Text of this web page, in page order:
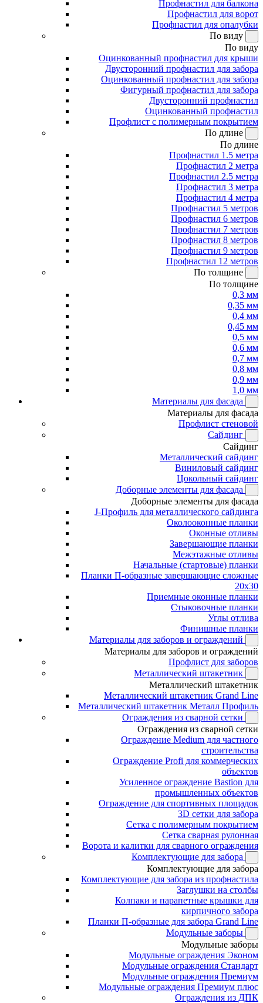
Профнастил для балкона
Профнастил для ворот
Профнастил для опалубки
По виду
По виду
Оцинкованный профнастил для крыши
Двусторонний профнастил для забора
Оцинкованный профнастил для забора
Фигурный профнастил для забора
Двусторонний профнастил
Оцинкованный профнастил
Профлист с полимерным покрытием
По длине
По длине
Профнастил 1.5 метра
Профнастил 2 метра
Профнастил 2.5 метра
Профнастил 3 метра
Профнастил 4 метра
Профнастил 5 метров
Профнастил 6 метров
Профнастил 7 метров
Профнастил 8 метров
Профнастил 9 метров
Профнастил 12 метров
По толщине
По толщине
0,3 мм
0,35 мм
0,4 мм
0,45 мм
0,5 мм
0,6 мм
0,7 мм
0,8 мм
0,9 мм
1,0 мм
Материалы для фасада
Материалы для фасада
Профлист стеновой
Сайдинг
Сайдинг
Металлический сайдинг
Виниловый сайдинг
Цокольный сайдинг
Доборные элементы для фасада
Доборные элементы для фасада
J-Профиль для металлического сайдинга
Околооконные планки
Оконные отливы
Завершающие планки
Межэтажные отливы
Начальные (стартовые) планки
Планки П-образные завершающие сложные
20x30
Приемные оконные планки
Стыковочные планки
Углы отлива
Финишные планки
Материалы для заборов и ограждений
Материалы для заборов и ограждений
Профлист для заборов
Металлический штакетник
Металлический штакетник
Металлический штакетник Grand Line
Металлический штакетник Металл Профиль
Ограждения из сварной сетки
Ограждения из сварной сетки
Ограждение Medium для частного
строительства
Ограждение Profi для коммерческих
объектов
Усиленное ограждение Bastion для
промышленных объектов
Ограждение для спортивных площадок
3D сетки для забора
Сетка с полимерным покрытием
Сетка сварная рулонная
Ворота и калитки для сварного ограждения
Комплектующие для забора
Комплектующие для забора
Комплектующие для забора из профнастила
Заглушки на столбы
Колпаки и парапетные крышки для
кирпичного забора
Планки П-образные для забора Grand Line
Модульные заборы
Модульные заборы
Модульные ограждения Эконом
Модульные ограждения Стандарт
Модульные ограждения Премиум
Модульные ограждения Премиум плюс
Ограждения из ДПК